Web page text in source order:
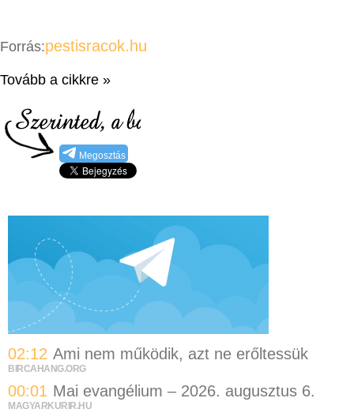
Forrás:pestisracok.hu
Tovább a cikkre »
Megosztás
02:12 Ami nem működik, azt ne erőltessük
BIRCAHANG.ORG
00:01 Mai evangélium – 2026. augusztus 6.
MAGYARKURIR.HU